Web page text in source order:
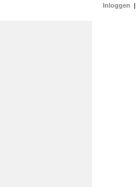
Inloggen |